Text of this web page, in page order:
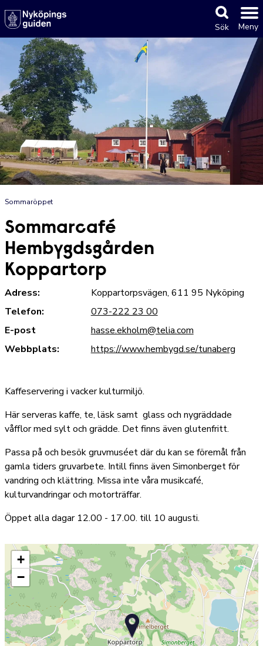
Sök Meny
Sommaröppet
Sommarcafé
Hembygdsgården
Koppartorp
Adress:
Koppartorpsvägen, 611 95 Nyköping
Telefon:
073-222 23 00
E-post
hasse.ekholm@telia.com
Webbplats:
https://www.hembygd.se/tunaberg
Kaffeservering i vacker kulturmiljö.
Här serveras kaffe, te, läsk samt glass och nygräddade
våfflor med sylt och grädde. Det finns även glutenfritt.
Passa på och besök gruvmuséet där du kan se föremål från
gamla tiders gruvarbete. Intill finns även Simonberget för
vandring och klättring. Missa inte våra musikcafé,
kulturvandringar och motorträffar.
Öppet alla dagar 12.00 - 17.00. till 10 augusti.
+
−